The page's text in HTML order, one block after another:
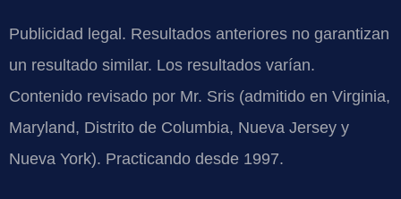
Publicidad legal. Resultados anteriores no garantizan
un resultado similar. Los resultados varían.
Contenido revisado por Mr. Sris (admitido en Virginia,
Maryland, Distrito de Columbia, Nueva Jersey y
Nueva York). Practicando desde 1997.